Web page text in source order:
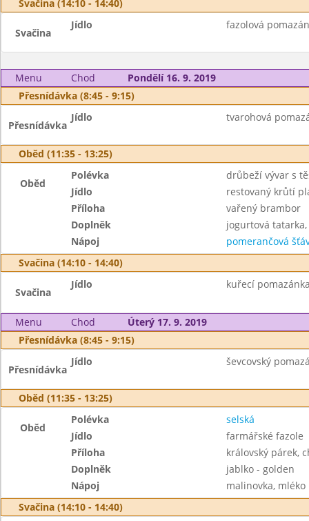
Svačina (14:10 - 14:40)
Svačina
Jídlo fazolová
Menu Chod
Pondělí 16. 9. 2019
Přesnídávka (8:45 - 9:15)
Přesnídávka
Jídlo tvarohová
Oběd (11:35 - 13:25)
Oběd
Polévka
drůbeží vývar s
Jídlo
restovaný krůtí
Příloha
vařený brambor
Doplněk
jogurtová
Nápoj
pomerančová
Svačina (14:10 - 14:40)
Svačina
Jídlo kuřecí
Menu Chod
Úterý 17. 9. 2019
Přesnídávka (8:45 - 9:15)
Přesnídávka
Jídlo ševcovský
Oběd (11:35 - 13:25)
Oběd
Polévka
selská
Jídlo
farmářské fazole
Příloha
královský párek,
Doplněk
jablko - golden
Nápoj
malinovka, mléko
Svačina (14:10 - 14:40)